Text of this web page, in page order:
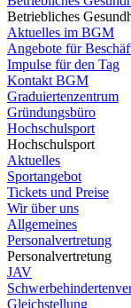
Betriebliches
Aktuelles im BGM
Angebote für
Impulse für den Tag
Kontakt BGM
Graduiertenzentrum
Gründungsbüro
Hochschulsport
Hochschulsport
Aktuelles
Sportangebot
Tickets und Preise
Wir über uns
Allgemeines
Personalvertretung
Personalvertretung
JAV
Gleichstellung